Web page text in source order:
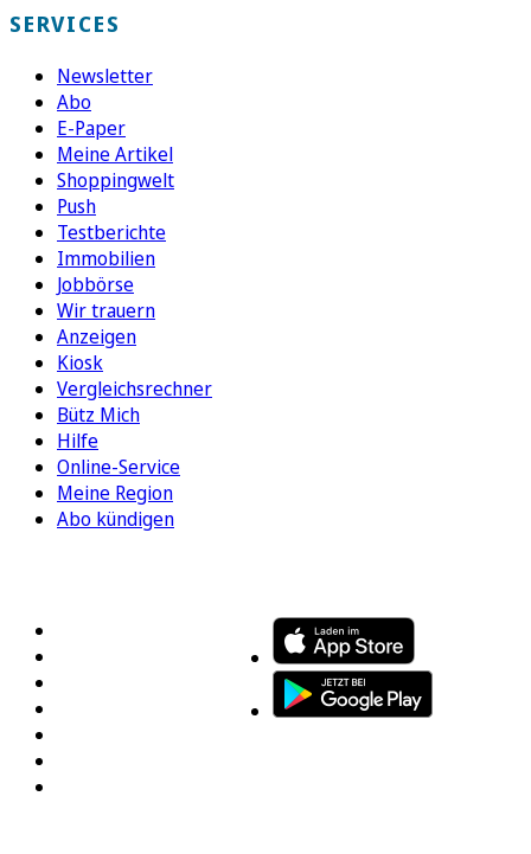
SERVICES
Newsletter
Abo
E-Paper
Meine Artikel
Shoppingwelt
Push
Testberichte
Immobilien
Jobbörse
Wir trauern
Anzeigen
Kiosk
Vergleichsrechner
Bütz Mich
Hilfe
Online-Service
Meine Region
Abo kündigen